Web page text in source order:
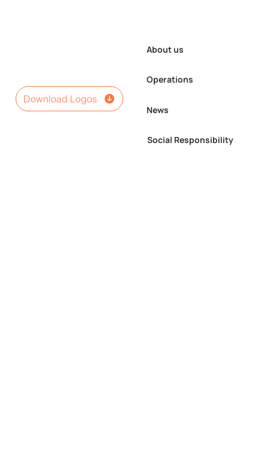
Download Logos
About us
Operations
News
Social Responsibility